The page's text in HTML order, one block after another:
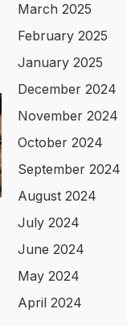
March 2025
February 2025
January 2025
December 2024
November 2024
October 2024
September 2024
August 2024
July 2024
June 2024
May 2024
April 2024